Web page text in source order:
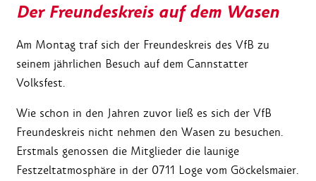
Der Freundeskreis auf dem Wasen
Am Montag traf sich der Freundeskreis des VfB zu
seinem jährlichen Besuch auf dem Cannstatter
Volksfest.
Wie schon in den Jahren zuvor ließ es sich der VfB
Freundeskreis nicht nehmen den Wasen zu besuchen.
Erstmals genossen die Mitglieder die launige
Festzeltatmosphäre in der 0711 Loge vom Göckelsmaier.